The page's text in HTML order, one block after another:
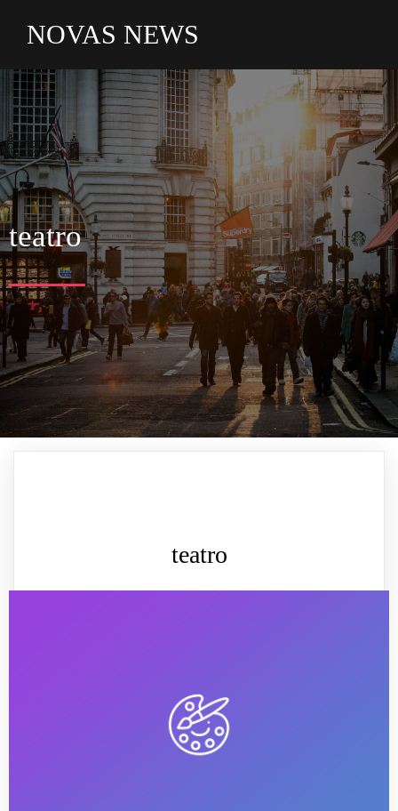
NOVAS NEWS
teatro
teatro